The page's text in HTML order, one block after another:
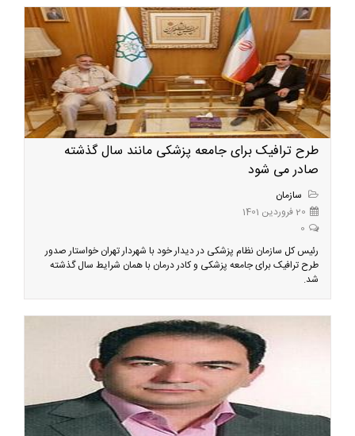
طرح ترافیک برای جامعه پزشکی مانند سال گذشته
صادر می شود
سازمان
20 فروردین 1401
0
رئیس کل سازمان نظام پزشکی در دیدار خود با شهردار تهران خواستار صدور
طرح ترافیک برای جامعه پزشکی و کادر درمان با همان شرایط سال گذشته
شد.